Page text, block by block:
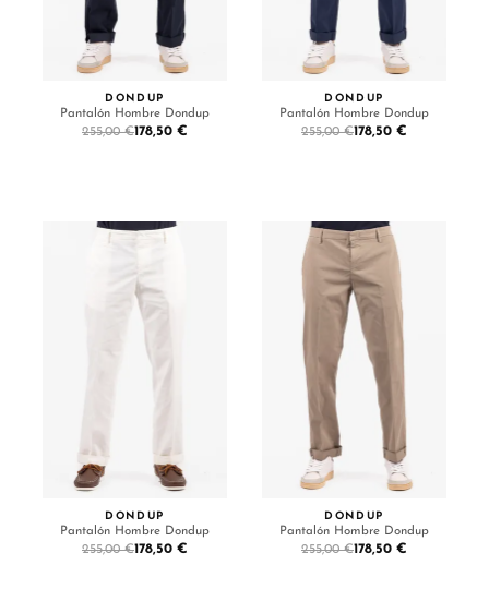
DONDUP
Pantalón Hombre Dondup
255,00 €178,50 €
DONDUP
Pantalón Hombre Dondup
255,00 €178,50 €
DONDUP
Pantalón Hombre Dondup
255,00 €178,50 €
DONDUP
Pantalón Hombre Dondup
255,00 €178,50 €